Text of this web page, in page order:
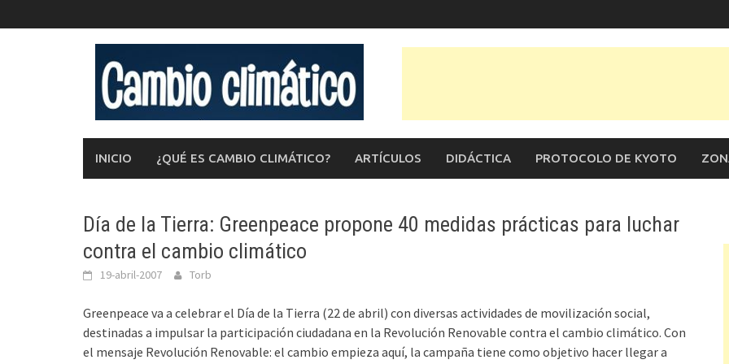
al
INICIO ¿QUÉ ES CAMBIO CLIMÁTICO? ARTÍCULOS DIDÁCTICA PROTOCOLO DE KYOTO
Día de la Tierra: Greenpeace propone 40 medidas prácticas para luchar
contra el cambio climático
19-abril-2007 Torb
Greenpeace va a celebrar el Día de la Tierra (22 de abril) con diversas actividades de movilización social,
destinadas a impulsar la participación ciudadana en la Revolución Renovable contra el cambio climático. Con
el mensaje Revolución Renovable: el cambio empieza aquí, la campaña tiene como objetivo hacer llegar a